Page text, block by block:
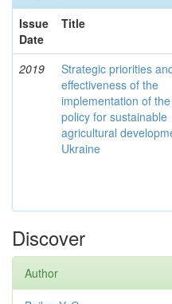
Issue
Date
Title
2019
Strategic priorities
effectiveness of the
implementation of
policy for sustainable
agricultural
Ukraine
Discover
Author